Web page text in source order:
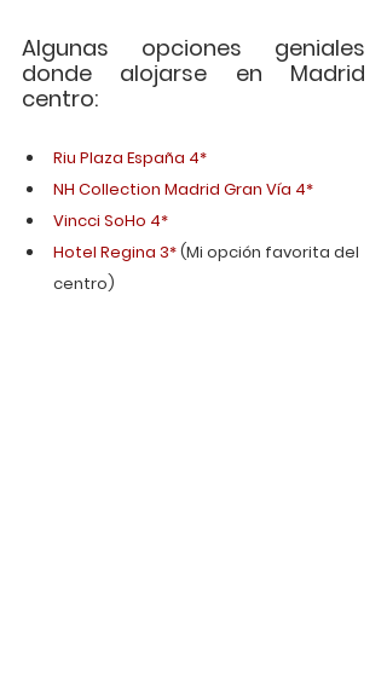
Algunas opciones geniales
donde alojarse en Madrid
centro:
Riu Plaza España 4*
NH Collection Madrid Gran Vía 4*
Vincci SoHo 4*
Hotel Regina 3* (Mi opción favorita del
centro)